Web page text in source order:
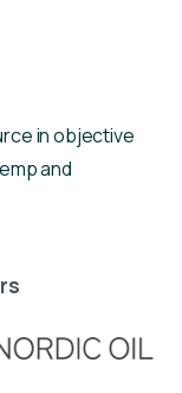
in objective
and